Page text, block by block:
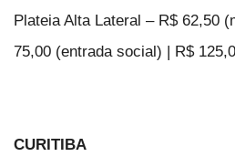
Plateia Alta Lateral – R$ 62,50
75,00 (entrada social) | R$
CURITIBA